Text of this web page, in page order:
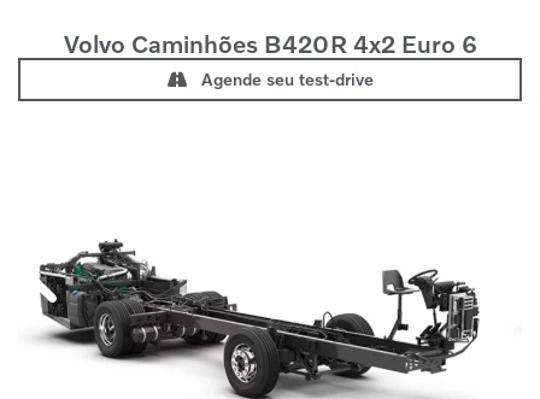
Volvo CaminhõesB420R 4x2 Euro 6
Agende seu test-drive
Anterior